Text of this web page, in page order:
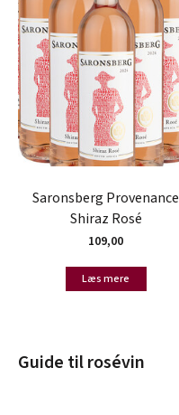
Saronsberg Provenance
Shiraz Rosé
109,00
Læs mere
Guide til rosévin